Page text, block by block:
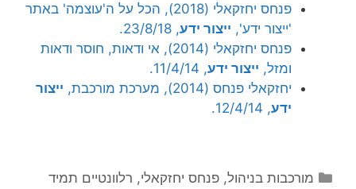
פנחס יחזקאלי (2018), הכל על ה'עוצמה' באתר
'ייצור ידע', ייצור ידע, 23/8/18.
פנחס יחזקאלי (2014), אי ודאות, חוסר ודאות
ומזל, ייצור ידע, 11/4/14.
יחזקאלי פנחס (2014), מערכת מורכבת,
ייצור
ידע, 12/4/14.
קטגוריות
מורכבות בניהול,פנחס יחזקאלי, רלוונטיים תמיד